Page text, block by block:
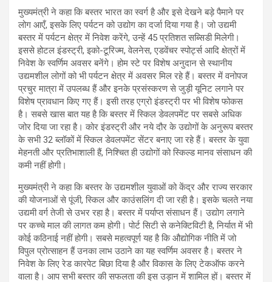
मुख्यमंत्री ने कहा कि बस्तर भारत का स्वर्ग है और इसे देखने बड़े पैमाने पर
लोग आएँ, इसके लिए पर्यटन को उद्योग का दर्जा दिया गया है। जो उद्यमी
बस्तर में पर्यटन क्षेत्र में निवेश करेंगे, उन्हें 45 प्रतिशत सब्सिडी मिलेगी।
इससे होटल इंडस्ट्री, इको-टूरिज्म, वेलनेस, एडवेंचर स्पोर्ट्स आदि क्षेत्रों में
निवेश के स्वर्णिम अवसर बनेंगे। होम स्टे पर विशेष अनुदान से स्थानीय
उद्यमशील लोगों को भी पर्यटन क्षेत्र में अवसर मिल रहे हैं। बस्तर में वनोपज
प्रचुर मात्रा में उपलब्ध हैं और इनके प्रसंस्करण से जुड़ी यूनिट लगाने पर
विशेष प्रावधान किए गए हैं। इसी तरह एग्रो इंडस्ट्री पर भी विशेष फोकस
है। सबसे खास बात यह है कि बस्तर में स्किल डेवलपमेंट पर सबसे अधिक
जोर दिया जा रहा है। कोर इंडस्ट्री और नये दौर के उद्योगों के अनुरूप बस्तर
के सभी 32 ब्लॉकों में स्किल डेवलपमेंट सेंटर बनाए जा रहे हैं। बस्तर के युवा
मेहनती और प्रतिभाशाली हैं, निश्चित ही उद्योगों को स्किल्ड मानव संसाधन की
कमी नहीं होगी।
मुख्यमंत्री ने कहा कि बस्तर के उद्यमशील युवाओं को केंद्र और राज्य सरकार
की योजनाओं से पूंजी, स्किल और काउंसलिंग दी जा रही है। इसके चलते नया
उद्यमी वर्ग तेजी से उभर रहा है। बस्तर में पर्याप्त संसाधन हैं। उद्योग लगाने
पर कच्चे माल की लागत कम होगी। पोर्ट सिटी से कनेक्टिविटी है, निर्यात में भी
कोई कठिनाई नहीं होगी। सबसे महत्वपूर्ण यह है कि औद्योगिक नीति में जो
विपुल प्रोत्साहन हैं उनका लाभ उठाने का यह स्वर्णिम अवसर है। बस्तर ने
निवेश के लिए रेड कारपेट बिछा दिया है और विकास के लिए टेकऑफ करने
वाला है। आप सभी बस्तर की सफलता की इस उड़ान में शामिल हों। बस्तर में